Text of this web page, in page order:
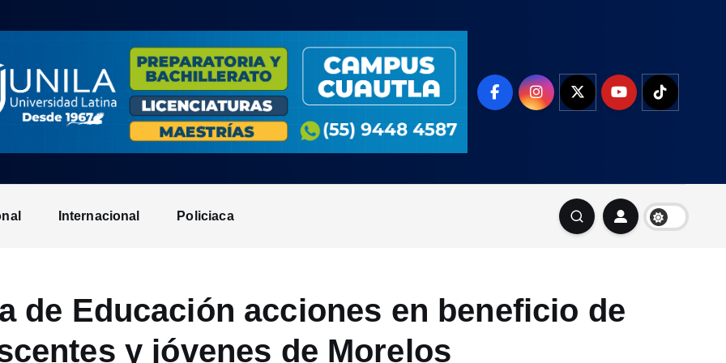
Internacional Policiaca
de Educación acciones en beneficio de
y jóvenes de Morelos